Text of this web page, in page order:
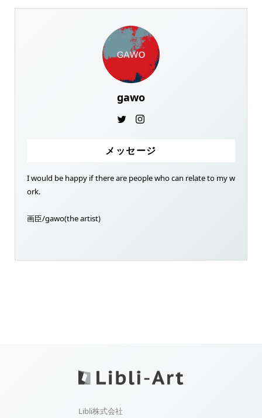
gawo
メッセージ
I would be happy if there are people who can relate to my w
ork.
画臣/gawo(the artist)
Libli株式会社